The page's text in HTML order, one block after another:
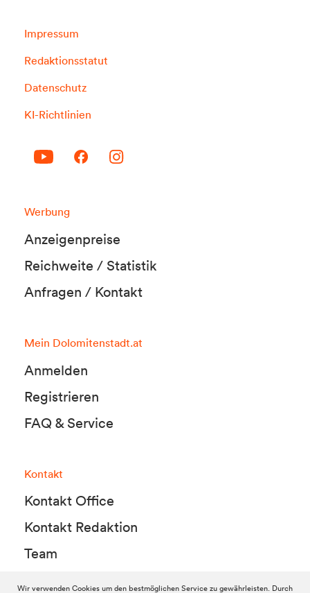
Impressum
Redaktionsstatut
Datenschutz
KI-Richtlinien
Werbung
Anzeigenpreise
Reichweite / Statistik
Anfragen / Kontakt
Mein Dolomitenstadt.at
Anmelden
Registrieren
FAQ & Service
Kontakt
Kontakt Office
Kontakt Redaktion
Team
Wir verwenden Cookies um den bestmöglichen Service zu gewährleisten. Durch